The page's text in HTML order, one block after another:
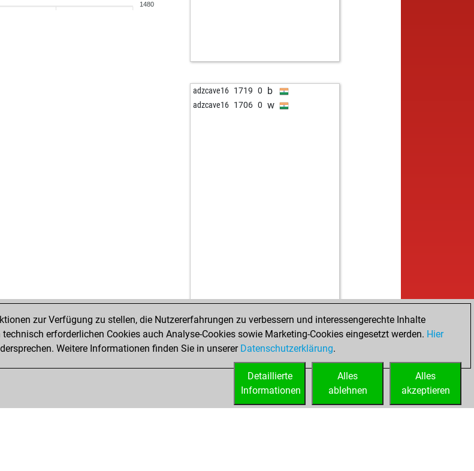
1480
adzcave16 1719 0 b
adzcave16 1706 0 w
zur Verfügung zu stellen, die Nutzererfahrungen zu verbessern und interessengerechte Inhalte
erforderlichen Cookies auch Analyse-Cookies sowie Marketing-Cookies eingesetzt werden. Hier
Weitere Informationen finden Sie in unserer Datenschutzerklärung.
Alles
akzeptieren
Alles
ablehnen
Detaillierte
Informationen